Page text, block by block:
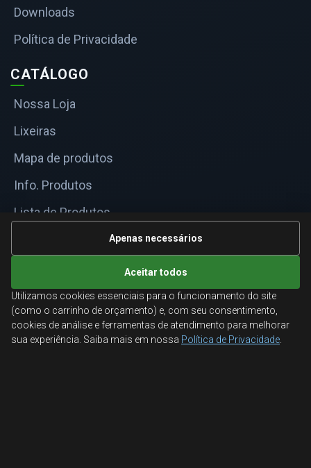
Downloads
Política de Privacidade
CATÁLOGO
Nossa Loja
Lixeiras
Mapa de produtos
Info. Produtos
Lista de Produtos
Informações Técnicas
ATENDIMENTO
Orçamentos corporativos, condições para empresas
e suporte especializado.
Apenas necessários
Aceitar todos
Utilizamos cookies essenciais para o funcionamento do site
(como o carrinho de orçamento) e, com seu consentimento,
cookies de análise e ferramentas de atendimento para melhorar
sua experiência. Saiba mais em nossa Política de Privacidade